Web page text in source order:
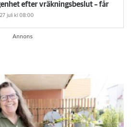
efter vräkningsbeslut – får
27 juli kl 08:00